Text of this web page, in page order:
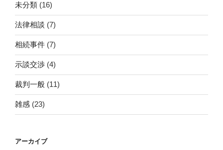
未分類 (16)
法律相談 (7)
相続事件 (7)
示談交渉 (4)
裁判一般 (11)
雑感 (23)
アーカイブ